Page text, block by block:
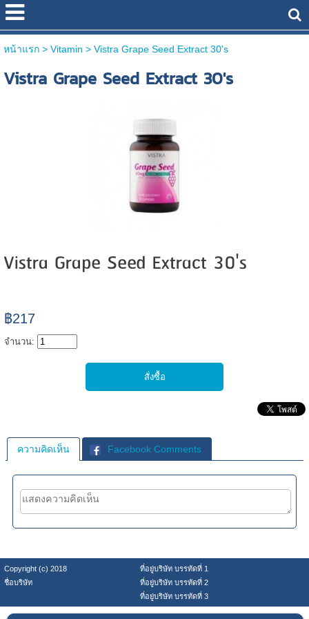
หน้าแรก> Vitamin > Vistra Grape Seed Extract 30's
Vistra Grape Seed Extract 30's
Vistra Grape Seed Extract 30's
฿217
จำนวน:
ความคิดเห็น Facebook Comments
Copyright (c) 2018
ที่อยู่บริษัท บรรทัดที่ 1
ชื่อบริษัท
ที่อยู่บริษัท บรรทัดที่ 2
ที่อยู่บริษัท บรรทัดที่ 3